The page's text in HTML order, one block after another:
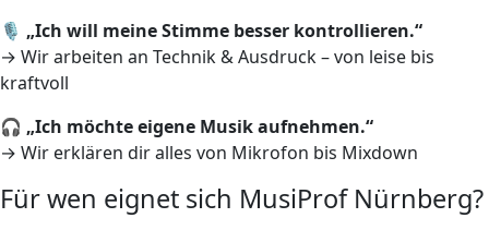
🎙️ „Ich will meine Stimme besser kontrollieren.“
→ Wir arbeiten an Technik & Ausdruck – von leise bis
kraftvoll
🎧 „Ich möchte eigene Musik aufnehmen.“
→ Wir erklären dir alles von Mikrofon bis Mixdown
Für wen eignet sich MusiProf Nürnberg?